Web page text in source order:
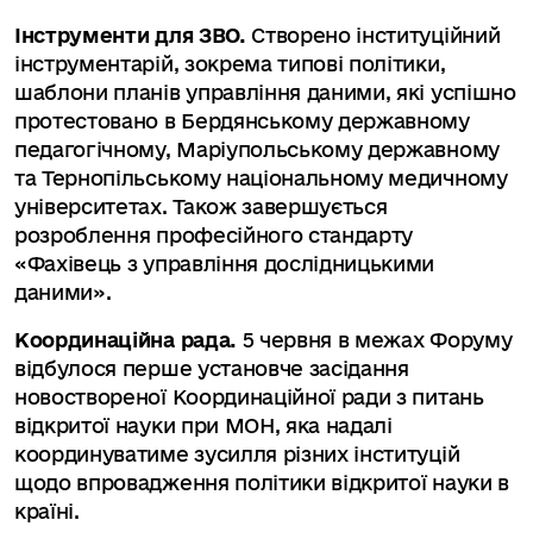
Інструменти для ЗВО. Створено інституційний
інструментарій, зокрема типові політики,
шаблони планів управління даними, які успішно
протестовано в Бердянському державному
педагогічному, Маріупольському державному
та Тернопільському національному медичному
університетах. Також завершується
розроблення професійного стандарту
«Фахівець з управління дослідницькими
даними».
Координаційна рада. 5 червня в межах Форуму
відбулося перше установче засідання
новоствореної Координаційної ради з питань
відкритої науки при МОН, яка надалі
координуватиме зусилля різних інституцій
щодо впровадження політики відкритої науки в
країні.